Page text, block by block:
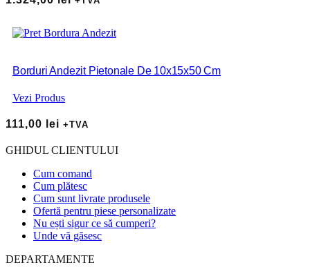
Borduri Andezit Pietonale De 10x15x50 Cm
Vezi Produs
111,00 lei +TVA
GHIDUL CLIENTULUI
Cum comand
Cum plătesc
Cum sunt livrate produsele
Ofertă pentru piese personalizate
Nu ești sigur ce să cumperi?
Unde vă găsesc
DEPARTAMENTE